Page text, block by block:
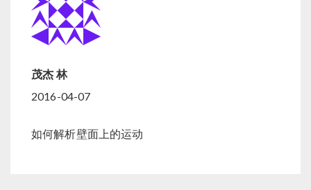
茂杰 林
2016-04-07
如何解析壁面上的运动